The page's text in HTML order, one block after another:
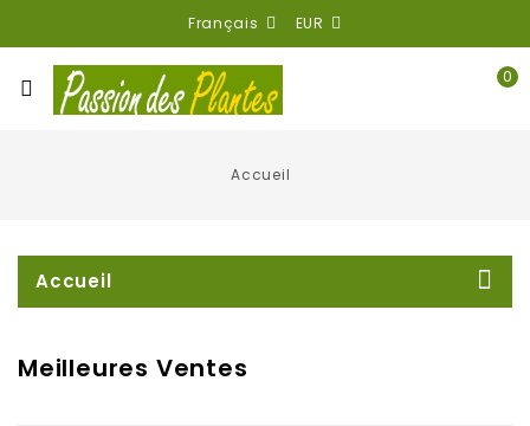
Français EUR
0
Accueil
Accueil
Meilleures Ventes